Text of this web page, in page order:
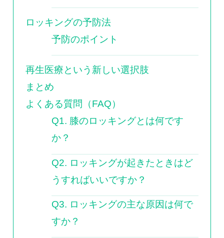
ロッキングの予防法
予防のポイント
再生医療という新しい選択肢
まとめ
よくある質問（FAQ）
Q1. 膝のロッキングとは何です
か？
Q2. ロッキングが起きたときはど
うすればいいですか？
Q3. ロッキングの主な原因は何で
すか？